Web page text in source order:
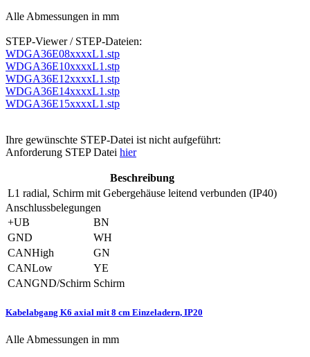
Alle Abmessungen in mm
STEP-Viewer / STEP-Dateien:
WDGA36E08xxxxL1.stp
WDGA36E10xxxxL1.stp
WDGA36E12xxxxL1.stp
WDGA36E14xxxxL1.stp
WDGA36E15xxxxL1.stp
Ihre gewünschte STEP-Datei ist nicht aufgeführt:
Anforderung STEP Datei hier
Beschreibung
L1 radial, Schirm mit Gebergehäuse leitend verbunden (IP40)
Anschlussbelegungen
+UB
BN
GND
WH
CANHigh
GN
CANLow
YE
CANGND/Schirm Schirm
Kabelabgang K6 axial mit 8 cm Einzeladern, IP20
Alle Abmessungen in mm